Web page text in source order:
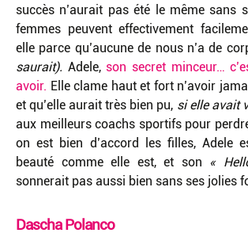
succès n’aurait pas été le même sans
femmes peuvent effectivement
elle parce qu’aucune de nous n’a de
saurait). Adele, son secret minceur…
avoir. Elle clame haut et fort n’avoir
et qu’elle aurait très bien pu, si elle avait
aux meilleurs coachs sportifs pour
on est bien d’accord les filles, Adele
beauté comme elle est, et son «
sonnerait pas aussi bien sans ses jolies
Dascha Polanco